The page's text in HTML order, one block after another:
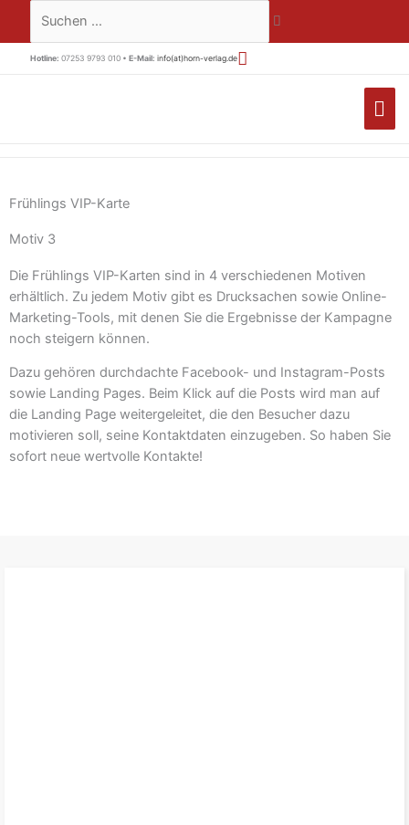
springen
Suchen …
Hotline: 07253 9793 010 • E-Mail: info(at)horn-verlag.de
Frühlings VIP-Karte
Motiv 3
Die Frühlings VIP-Karten sind in 4 verschiedenen Motiven
erhältlich. Zu jedem Motiv gibt es Drucksachen sowie Online-
Marketing-Tools, mit denen Sie die Ergebnisse der Kampagne
noch steigern können.
Dazu gehören durchdachte Facebook- und Instagram-Posts
sowie Landing Pages. Beim Klick auf die Posts wird man auf
die Landing Page weitergeleitet, die den Besucher dazu
motivieren soll, seine Kontaktdaten einzugeben. So haben Sie
sofort neue wertvolle Kontakte!